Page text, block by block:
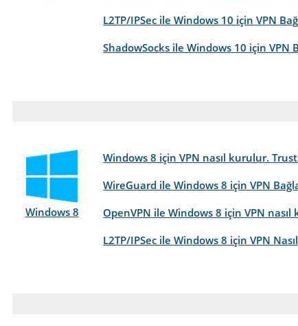
L2TP/IPSec ile Windows 10 için VPN
ShadowSocks ile Windows 10 için VPN
Windows 8
Windows 8 için VPN nasıl kurulur.
WireGuard ile Windows 8 için VPN
OpenVPN ile Windows 8 için VPN
L2TP/IPSec ile Windows 8 için VPN